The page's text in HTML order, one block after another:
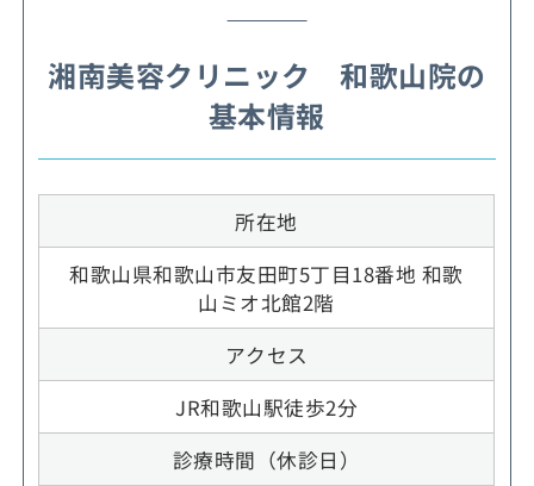
湘南美容クリニック 和歌山院の
基本情報
所在地
和歌山県和歌山市友田町5丁目18番地 和歌
山ミオ北館2階
アクセス
JR和歌山駅徒歩2分
診療時間（休診日）